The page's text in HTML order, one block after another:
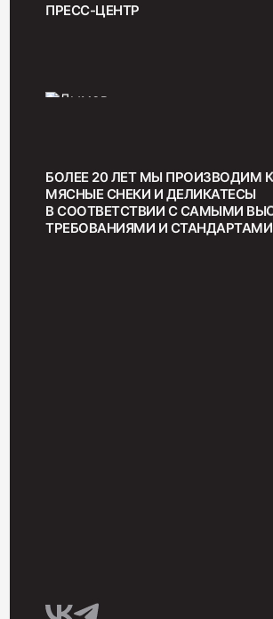
ПРЕСС-ЦЕНТР
БОЛЕЕ 20 ЛЕТ МЫ ПРОИЗВОДИМ
МЯСНЫЕ СНЕКИ И ДЕЛИКАТЕСЫ
В СООТВЕТСТВИИ С САМЫМИ
ТРЕБОВАНИЯМИ И СТАНДАРТАМИ